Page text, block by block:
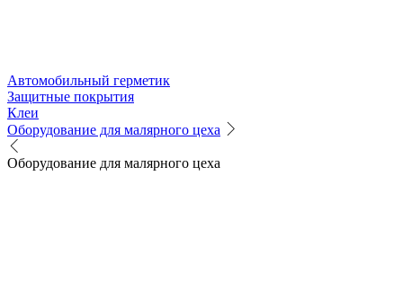
Автомобильный герметик
Защитные покрытия
Клеи
Оборудование для малярного цеха
Оборудование для малярного цеха